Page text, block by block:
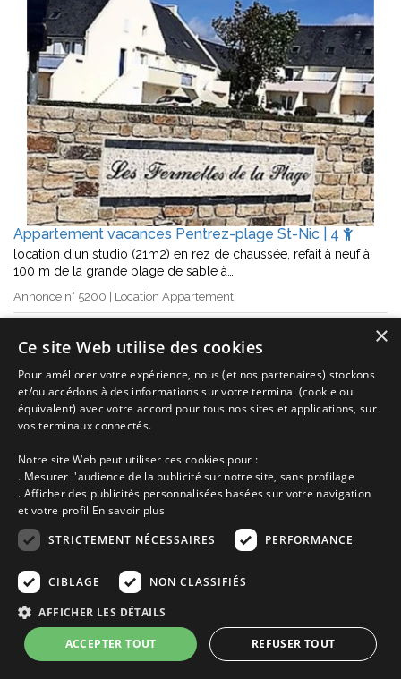
Appartement vacances Pentrez-plage St-Nic | 4
location d'un studio (21m2) en rez de chaussée, refait à neuf à
100 m de la grande plage de sable à…
Annonce n° 5200 | Location Appartement
Presqu'île de Crozon
Finistère Bretagne
de 350€ à 385€
la semaine selon saison
Ajoutez à ma sélection
Voir cette location
×
Ce site Web utilise des cookies
Pour améliorer votre expérience, nous (et nos partenaires) stockons
et/ou accédons à des informations sur votre terminal (cookie ou
équivalent) avec votre accord pour tous nos sites et applications, sur
vos terminaux connectés.
Notre site Web peut utiliser ces cookies pour :
. Mesurer l'audience de la publicité sur notre site, sans profilage
. Afficher des publicités personnalisées basées sur votre navigation
et votre profil En savoir plus
STRICTEMENT NÉCESSAIRES
PERFORMANCE
CIBLAGE NON CLASSIFIÉS
AFFICHER LES DÉTAILS
ACCEPTER TOUT REFUSER TOUT